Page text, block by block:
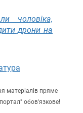
чоловіка,
дрони на
матеріалів пряме
обов'язкове!